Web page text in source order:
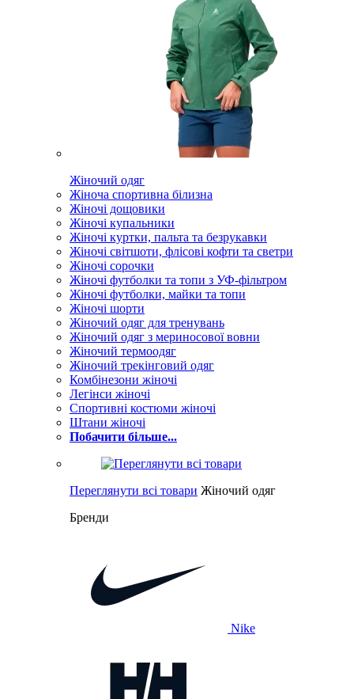
Жіночий одяг
Жіноча спортивна білизна
Жіночі дощовики
Жіночі купальники
Жіночі куртки, пальта та безрукавки
Жіночі світшоти, флісові кофти та светри
Жіночі сорочки
Жіночі футболки та топи з УФ-фільтром
Жіночі футболки, майки та топи
Жіночі шорти
Жіночий одяг для тренувань
Жіночий одяг з мериносової вовни
Жіночий термоодяг
Жіночий трекінговий одяг
Комбінезони жіночі
Легінси жіночі
Спортивні костюми жіночі
Штани жіночі
Побачити більше...
Переглянути всі товари Жіночий одяг
Бренди
Nike